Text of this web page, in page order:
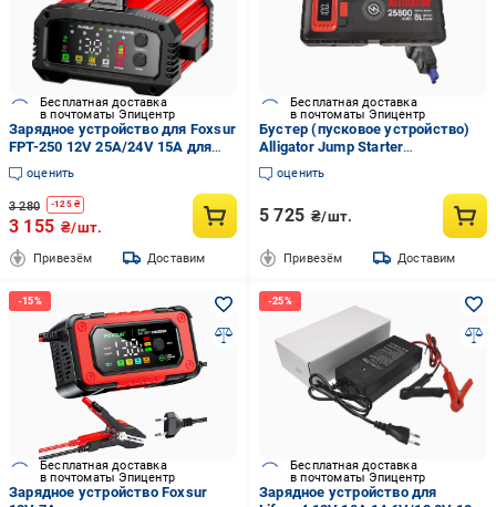
Бесплатная доставка
в почтоматы Эпицентр
Зарядное устройство для Foxsur
FPT-250 12V 25A/24V 15A для
легковых и грузовых авто
бустер (id_25283)
оценить
3 280 -125₴
3 155 ₴/шт.
Привезём Доставим
Бесплатная доставка
в почтоматы Эпицентр
Бустер (пусковое устройство)
Alligator Jump Starter
1500A/2500A 25800mAh со
Smart-клемами и беспроводной
оценить
5 725 ₴/шт.
Привезём Доставим
Бесплатная доставка
в почтоматы Эпицентр
Зарядное устройство Foxsur
Бесплатная доставка
в почтоматы Эпицентр
Зарядное устройство для